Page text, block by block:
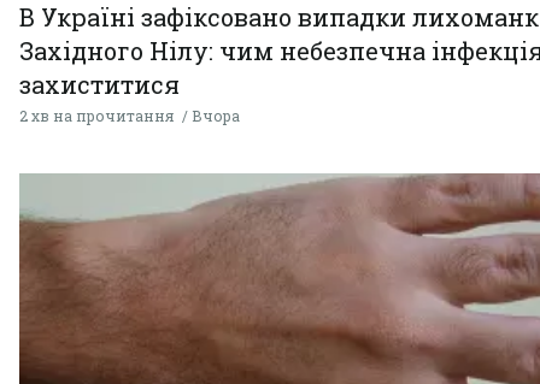
В Україні зафіксовано випадки
Західного Нілу: чим небезпечна
захиститися
2 хв на прочитання Вчора